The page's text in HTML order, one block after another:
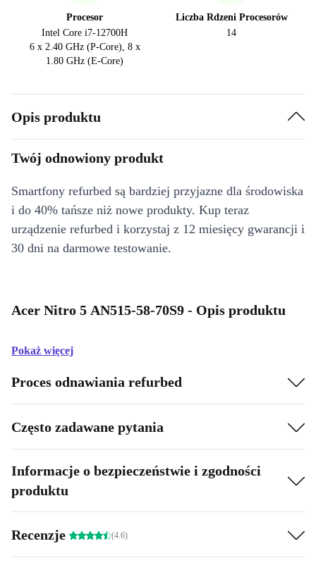
Procesor
Intel Core i7-12700H
6 x 2.40 GHz (P-Core), 8 x
1.80 GHz (E-Core)
Liczba Rdzeni Procesorów
14
Opis produktu
Twój odnowiony produkt
Smartfony refurbed są bardziej przyjazne dla środowiska
i do 40% tańsze niż nowe produkty. Kup teraz
urządzenie refurbed i korzystaj z 12 miesięcy gwarancji i
30 dni na darmowe testowanie.
Acer Nitro 5 AN515-58-70S9 - Opis produktu
Pokaż więcej
Proces odnawiania refurbed
Często zadawane pytania
Informacje o bezpieczeństwie i zgodności
produktu
Recenzje (4.6)